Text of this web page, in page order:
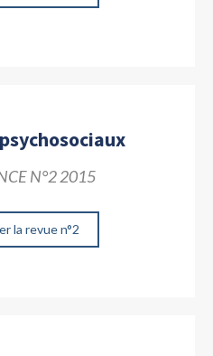
N°2 2015
la revue n°2